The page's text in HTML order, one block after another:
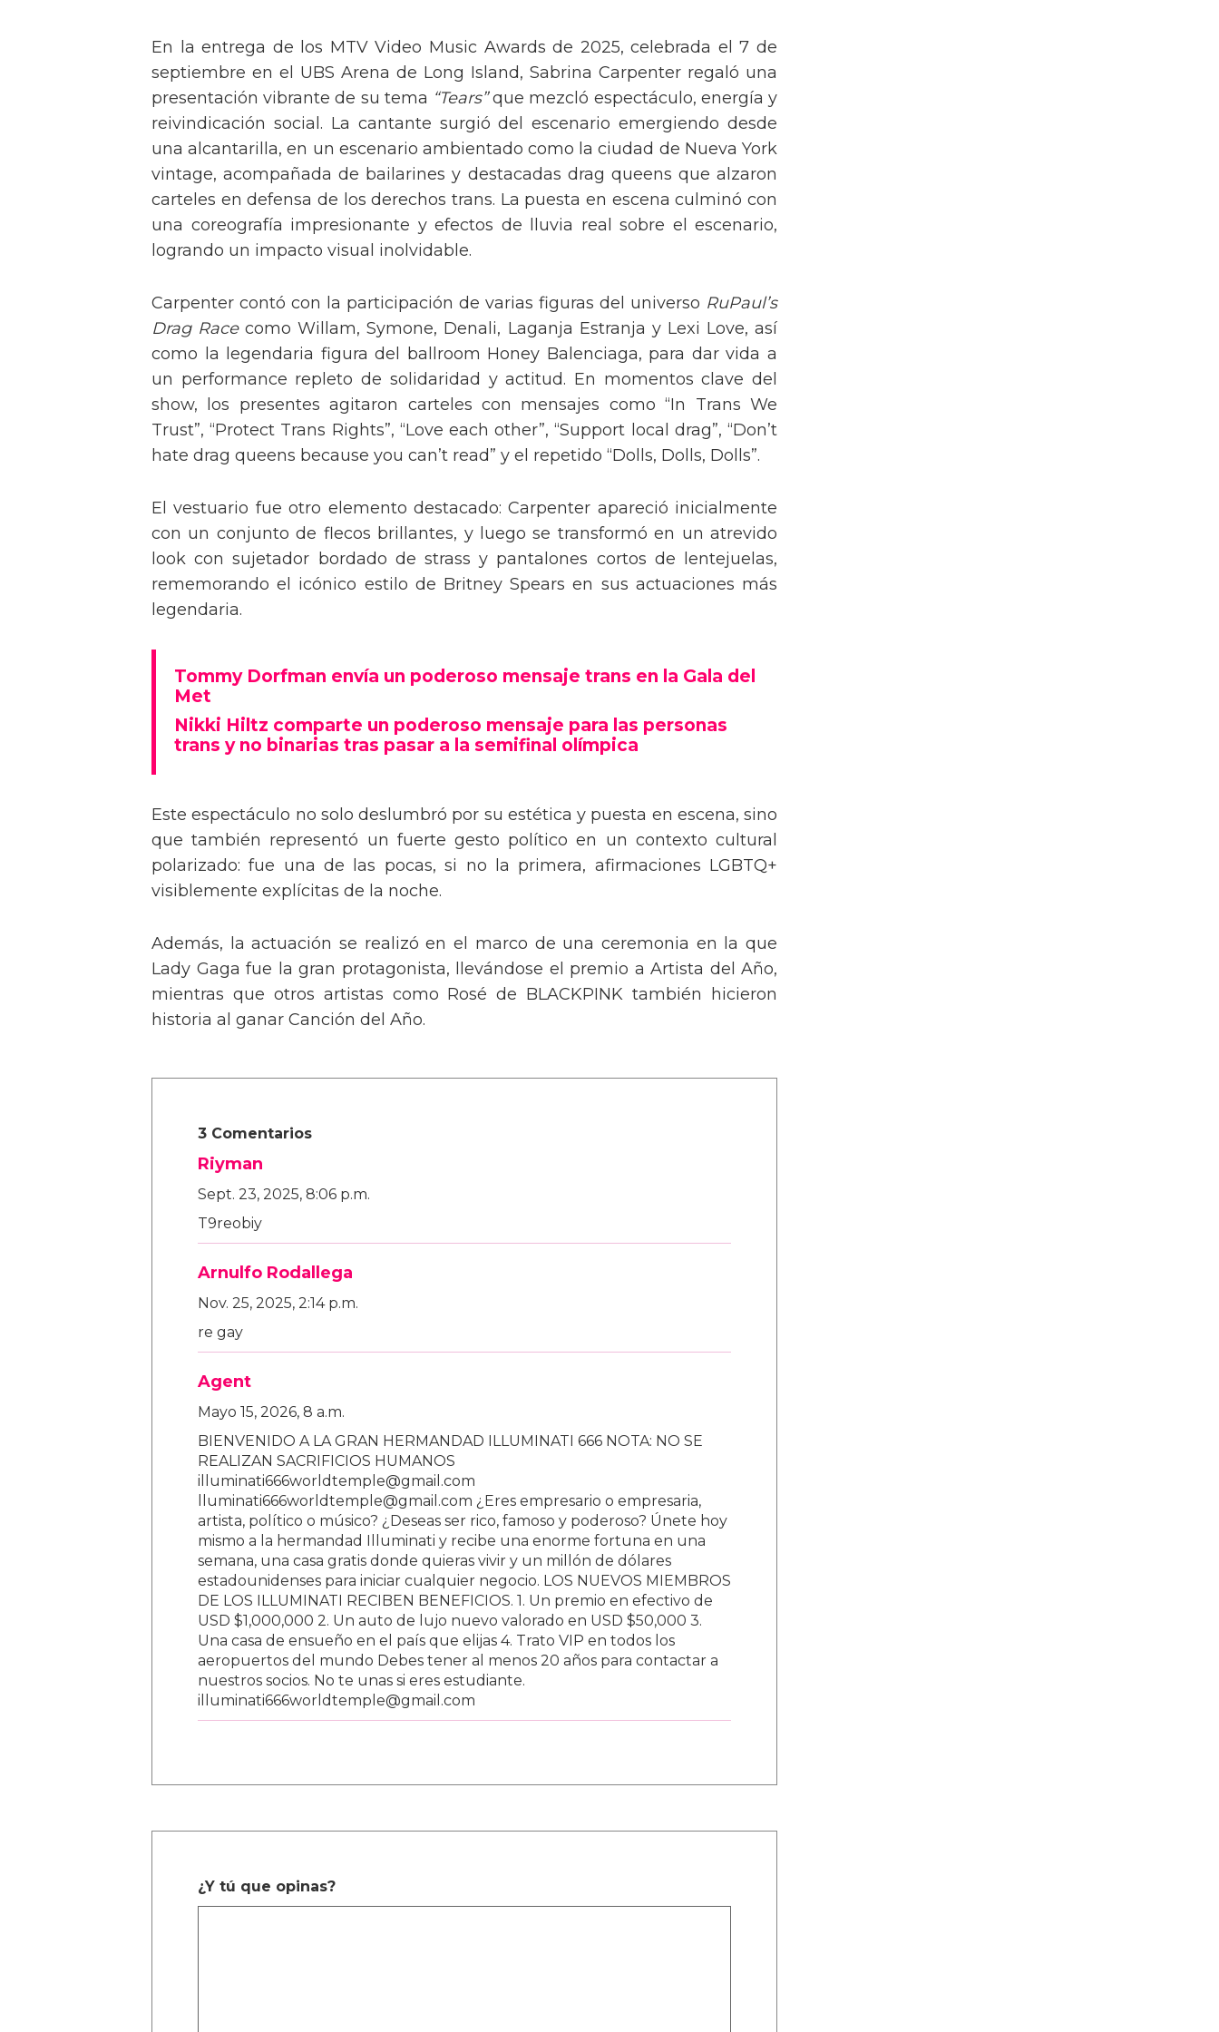
En la entrega de los MTV Video Music Awards de 2025, celebrada el 7 de
septiembre en el UBS Arena de Long Island, Sabrina Carpenter regaló una
presentación vibrante de su tema “Tears”que mezcló espectáculo, energía y
reivindicación social. La cantante surgió del escenario emergiendo desde
una alcantarilla, en un escenario ambientado como la ciudad de Nueva York
vintage, acompañada de bailarines y destacadas drag queens que alzaron
carteles en defensa de los derechos trans. La puesta en escena culminó con
una coreografía impresionante y efectos de lluvia real sobre el escenario,
logrando un impacto visual inolvidable.
Carpenter contó con la participación de varias figuras del universo RuPaul’s
Drag Racecomo Willam, Symone, Denali, Laganja Estranja y Lexi Love, así
como la legendaria figura del ballroom Honey Balenciaga, para dar vida a
un performance repleto de solidaridad y actitud. En momentos clave del
show, los presentes agitaron carteles con mensajes como “In Trans We
Trust”, “Protect Trans Rights”, “Love each other”, “Support local drag”, “Don’t
hate drag queens because you can’t read” y el repetido “Dolls, Dolls, Dolls”.
El vestuario fue otro elemento destacado: Carpenter apareció inicialmente
con un conjunto de flecos brillantes, y luego se transformó en un atrevido
look con sujetador bordado de strass y pantalones cortos de lentejuelas,
rememorando el icónico estilo de Britney Spears en sus actuaciones más
legendaria.
Tommy Dorfman envía un poderoso mensaje trans en la Gala del
Met
Nikki Hiltz comparte un poderoso mensaje para las personas
trans y no binarias tras pasar a la semifinal olímpica
Este espectáculo no solo deslumbró por su estética y puesta en escena, sino
que también representó un fuerte gesto político en un contexto cultural
polarizado: fue una de las pocas, si no la primera, afirmaciones LGBTQ+
visiblemente explícitas de la noche.
Además, la actuación se realizó en el marco de una ceremonia en la que
Lady Gaga fue la gran protagonista, llevándose el premio a Artista del Año,
mientras que otros artistas como Rosé de BLACKPINK también hicieron
historia al ganar Canción del Año.
3 Comentarios
Riyman
Sept. 23, 2025, 8:06 p.m.
T9reobiy
Arnulfo Rodallega
Nov. 25, 2025, 2:14 p.m.
re gay
Agent
Mayo 15, 2026, 8 a.m.
BIENVENIDO A LA GRAN HERMANDAD ILLUMINATI 666 NOTA: NO SE
REALIZAN SACRIFICIOS HUMANOS
illuminati666worldtemple@gmail.com
lluminati666worldtemple@gmail.com ¿Eres empresario o empresaria,
artista, político o músico? ¿Deseas ser rico, famoso y poderoso? Únete hoy
mismo a la hermandad Illuminati y recibe una enorme fortuna en una
semana, una casa gratis donde quieras vivir y un millón de dólares
estadounidenses para iniciar cualquier negocio. LOS NUEVOS MIEMBROS
DE LOS ILLUMINATI RECIBEN BENEFICIOS. 1. Un premio en efectivo de
USD $1,000,000 2. Un auto de lujo nuevo valorado en USD $50,000 3.
Una casa de ensueño en el país que elijas 4. Trato VIP en todos los
aeropuertos del mundo Debes tener al menos 20 años para contactar a
nuestros socios. No te unas si eres estudiante.
illuminati666worldtemple@gmail.com
¿Y tú que opinas?